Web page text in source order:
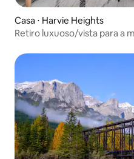
Casa ⋅ Harvie Heights
Retiro luxuoso/vista para a